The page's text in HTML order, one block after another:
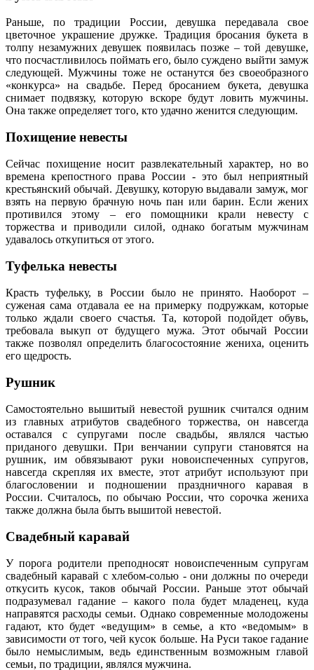
Раньше, по традиции России, девушка передавала свое
цветочное украшение дружке. Традиция бросания букета в
толпу незамужних девушек появилась позже – той девушке,
что посчастливилось поймать его, было суждено выйти замуж
следующей. Мужчины тоже не останутся без своеобразного
«конкурса» на свадьбе. Перед бросанием букета, девушка
снимает подвязку, которую вскоре будут ловить мужчины.
Она также определяет того, кто удачно женится следующим.
Похищение невесты
Сейчас похищение носит развлекательный характер, но во
времена крепостного права России - это был неприятный
крестьянский обычай. Девушку, которую выдавали замуж, мог
взять на первую брачную ночь пан или барин. Если жених
противился этому – его помощники крали невесту с
торжества и приводили силой, однако богатым мужчинам
удавалось откупиться от этого.
Туфелька невесты
Красть туфельку, в России было не принято. Наоборот –
суженая сама отдавала ее на примерку подружкам, которые
только ждали своего счастья. Та, которой подойдет обувь,
требовала выкуп от будущего мужа. Этот обычай России
также позволял определить благосостояние жениха, оценить
его щедрость.
Рушник
Самостоятельно вышитый невестой рушник считался одним
из главных атрибутов свадебного торжества, он навсегда
оставался с супругами после свадьбы, являлся частью
приданого девушки. При венчании супруги становятся на
рушник, им обвязывают руки новоиспеченных супругов,
навсегда скрепляя их вместе, этот атрибут используют при
благословении и подношении праздничного каравая в
России. Считалось, по обычаю России, что сорочка жениха
также должна была быть вышитой невестой.
Свадебный каравай
У порога родители преподносят новоиспеченным супругам
свадебный каравай с хлебом-солью - они должны по очереди
откусить кусок, таков обычай России. Раньше этот обычай
подразумевал гадание – какого пола будет младенец, куда
направятся расходы семьи. Однако современные молодожены
гадают, кто будет «ведущим» в семье, а кто «ведомым» в
зависимости от того, чей кусок больше. На Руси такое гадание
было немыслимым, ведь единственным возможным главой
семьи, по традиции, являлся мужчина.